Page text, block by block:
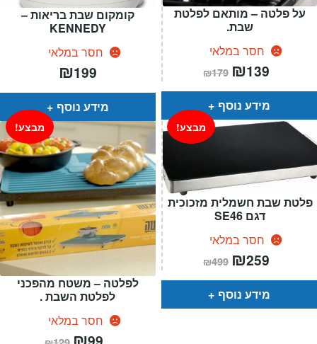
קומקום שבת בריאות –
KENNEDY
חסר במלאי
₪199
מידע נוסף
על פלטה – מותאם לפלטת
שבת.
חסר במלאי
₪179 המחיר
המקורי
היה:
₪179.
₪139
הוא:
מידע נוסף
לפלטה – משטח מהפכני
לפלטת השבת .
חסר במלאי
מבצע!
המחיר
₪
פלטת שבת חשמלית מזכוכית
דגם SE46
חסר במלאי
מבצע!
₪499 המחיר
המקורי
היה:
₪499.
₪259
הוא:
מידע נוסף